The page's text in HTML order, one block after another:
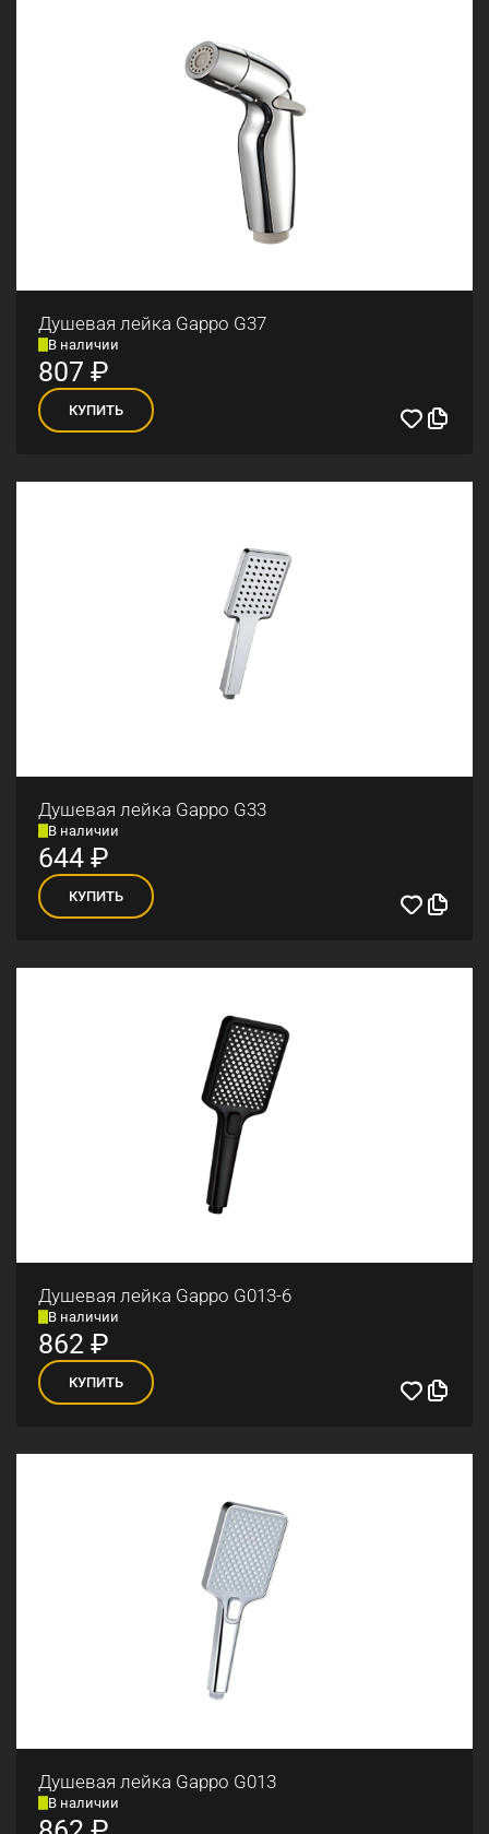
Душевая лейка Gappo G37
В наличии
807 ₽
КУПИТЬ
Душевая лейка Gappo G33
В наличии
644₽
КУПИТЬ
Душевая лейка Gappo G013-6
В наличии
862₽
КУПИТЬ
Душевая лейка Gappo G013
В наличии